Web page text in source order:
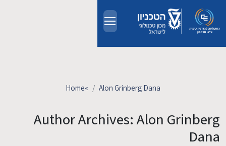
מחקר
Home» Alon Grinberg Dana
Author Archives: Alon Grinberg
Dana